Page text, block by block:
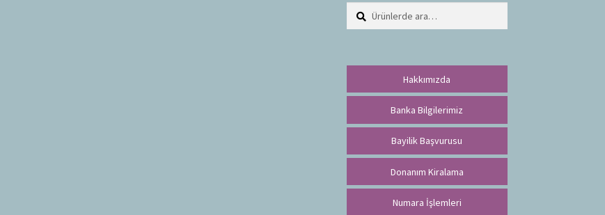
Ara:
Hakkımızda
Banka Bilgilerimiz
Bayilik Başvurusu
Donanım Kiralama
Numara İşlemleri